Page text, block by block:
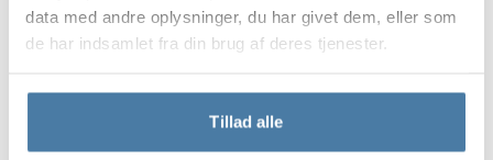
data med andre oplysninger, du har givet dem, eller som
de har indsamlet fra din brug af deres tjenester.
Tillad alle
Projektets egenskaber:
moderne og sammenhængende design